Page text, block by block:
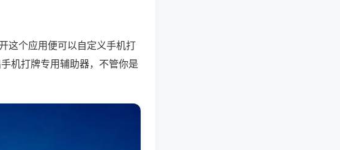
这个应用便可以自定义手机打
机打牌专用辅助器，不管你是